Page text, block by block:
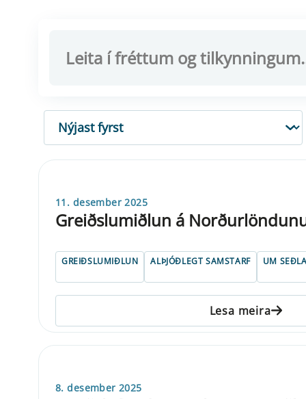
RÖÐUN
11. desember 2025
Greiðslumiðlun á
GREIÐSLUMIÐLUN ALÞJÓÐLEGT SAMSTARF UM
Lesa meira
8. desember 2025